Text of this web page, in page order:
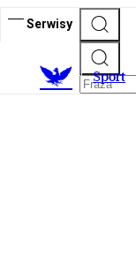
Serwisy
Sport